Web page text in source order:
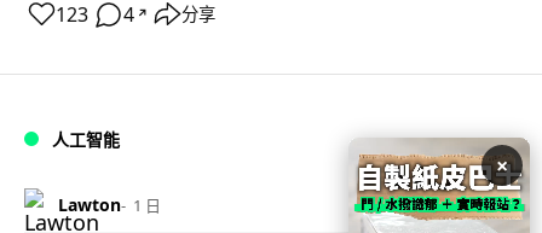
123 4 ↗ 分享
人工智能
Lawton 1 日
×